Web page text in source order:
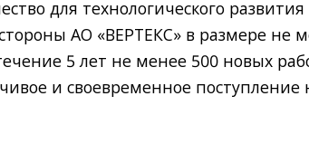
для технологического развития
АО «ВЕРТЕКС» в размере не
5 лет не менее 500 новых
и своевременное поступление